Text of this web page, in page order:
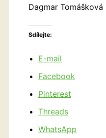
Dagmar Tomášková
Sdílejte:
E-mail
Facebook
Pinterest
Threads
WhatsApp